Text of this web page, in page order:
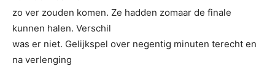
zo ver zouden komen. Ze hadden zomaar de finale
kunnen halen. Verschil
was er niet. Gelijkspel over negentig minuten terecht en
na verlenging